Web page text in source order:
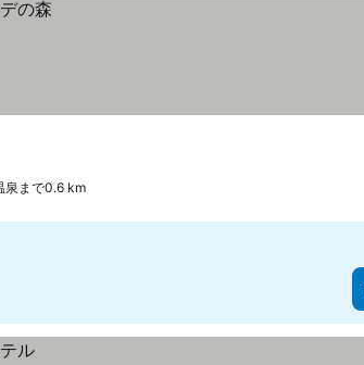
泉まで0.6 km